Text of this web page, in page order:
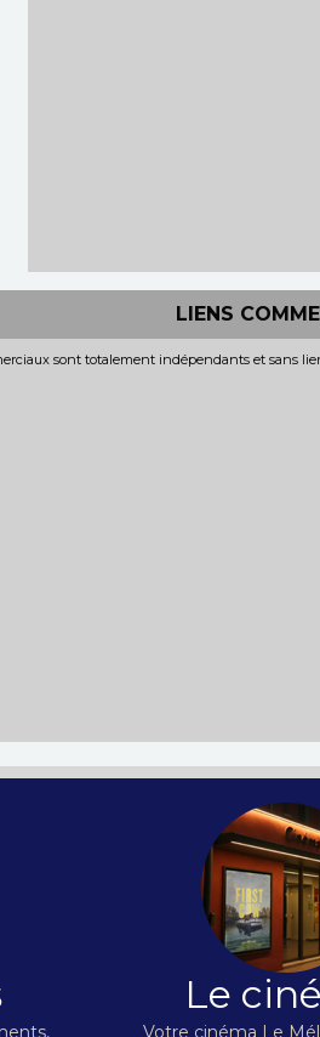
LIENS
sont totalement indépendants et sans
Le
Votre cinéma Le